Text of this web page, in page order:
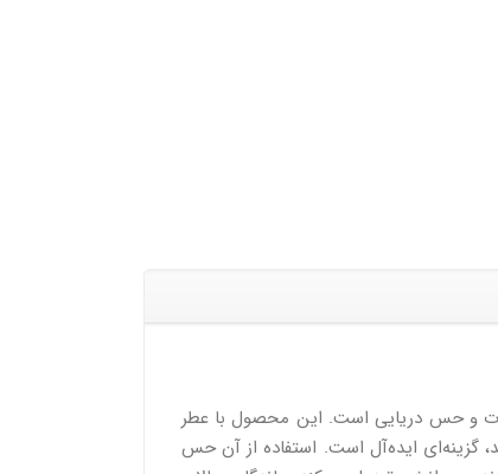
و حس دریایی است. این محصول با عطر
گزینه‌ای ایده‌آل است. استفاده از آن حس